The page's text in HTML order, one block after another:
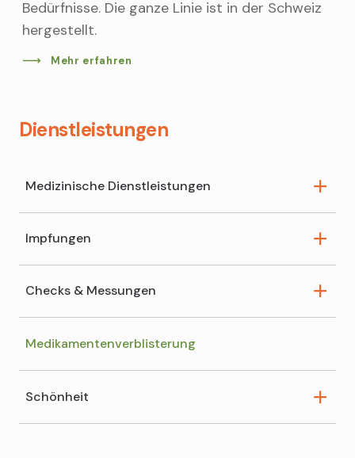
Bedürfnisse. Die ganze Linie ist in der Schweiz
hergestellt.
Mehr erfahren
Dienstleistungen
Medizinische Dienstleistungen
Kompressionsstrümpfe
Impfungen
Impfberatung
Checks & Messungen
Blutzucker messen
Medikamentenverblisterung
Schönheit